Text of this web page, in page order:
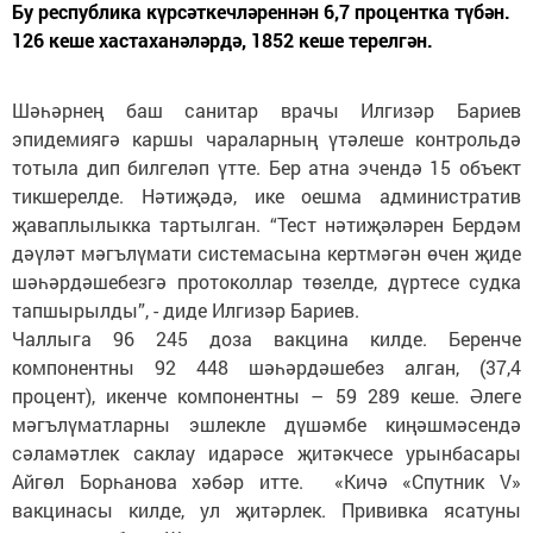
Бу республика күрсәткечләреннән 6,7 процентка түбән.
126 кеше хастаханәләрдә, 1852 кеше терелгән.
Шәһәрнең баш санитар врачы Илгизәр Бариев
эпидемиягә каршы чараларның үтәлеше контрольдә
тотыла дип билгеләп үтте. Бер атна эчендә 15 объект
тикшерелде. Нәтиҗәдә, ике оешма административ
җаваплылыкка тартылган. “Тест нәтиҗәләрен Бердәм
дәүләт мәгълүмати системасына кертмәгән өчен җиде
шәһәрдәшебезгә протоколлар төзелде, дүртесе судка
тапшырылды”, - диде Илгизәр Бариев.
Чаллыга 96 245 доза вакцина килде. Беренче
компонентны 92 448 шәһәрдәшебез алган, (37,4
процент), икенче компонентны – 59 289 кеше. Әлеге
мәгълүматларны эшлекле дүшәмбе киңәшмәсендә
сәламәтлек саклау идарәсе җитәкчесе урынбасары
Айгөл Борһанова хәбәр итте. «Кичә «Спутник V»
вакцинасы килде, ул җитәрлек. Прививка ясатуны